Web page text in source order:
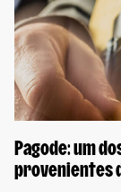
Pagode: um
provenientes